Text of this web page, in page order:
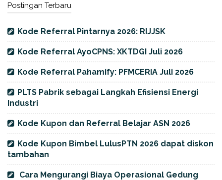
Postingan Terbaru
Kode Referral Pintarnya 2026: RIJJSK
Kode Referral AyoCPNS: XKTDGI Juli 2026
Kode Referral Pahamify: PFMCERIA Juli 2026
PLTS Pabrik sebagai Langkah Efisiensi Energi
Industri
Kode Kupon dan Referral Belajar ASN 2026
Kode Kupon Bimbel LulusPTN 2026 dapat diskon
tambahan
Cara Mengurangi Biaya Operasional Gedung